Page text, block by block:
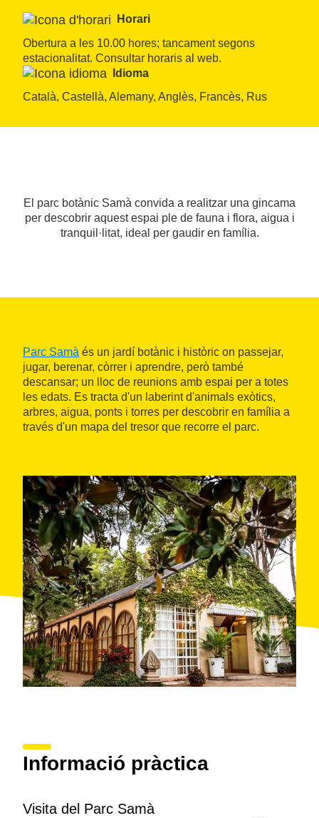
Horari
Obertura a les 10.00 hores; tancament segons
estacionalitat. Consultar horaris al web.
Idioma
Català, Castellà, Alemany, Anglès, Francès, Rus
El parc botànic Samà convida a realitzar una gincama
per descobrir aquest espai ple de fauna i flora, aigua i
tranquil·litat, ideal per gaudir en família.
Parc Samà és un jardí botànic i històric on passejar,
jugar, berenar, còrrer i aprendre, però també
descansar; un lloc de reunions amb espai per a totes
les edats. Es tracta d'un laberint d'animals exòtics,
arbres, aigua, ponts i torres per descobrir en família a
través d'un mapa del tresor que recorre el parc.
Informació pràctica
Visita del Parc Samà